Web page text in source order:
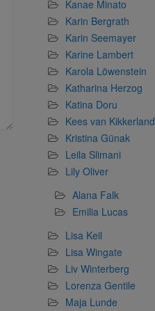
Kanae Minato
Karin Bergrath
Karin Seemayer
Karine Lambert
Karola Löwenstein
Katharina Herzog
Katina Doru
Kees van Kikkerland
Kristina Günak
Leila Slimani
Lily Oliver
Alana Falk
Emilia Lucas
Lisa Keil
Lisa Wingate
Liv Winterberg
Lorenza Gentile
Maja Lunde